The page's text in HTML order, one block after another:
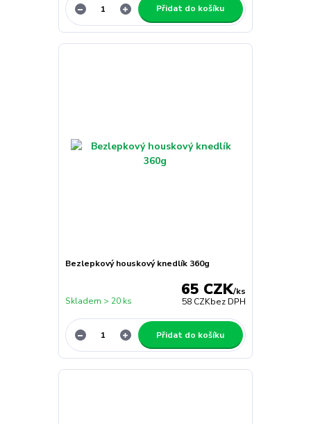
Přidat do košíku
Bezlepkový houskový knedlík 360g
65 CZK/ks
58 CZKbez DPH
Skladem > 20 ks
Přidat do košíku